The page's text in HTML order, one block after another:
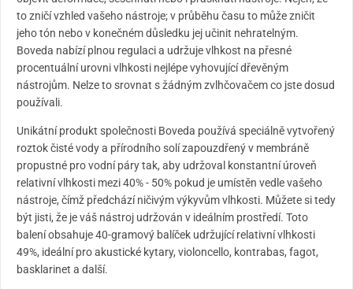
to zničí vzhled vašeho nástroje; v průběhu času to může zničit
jeho tón nebo v konečném důsledku jej učinit nehratelným.
Boveda nabízí plnou regulaci a udržuje vlhkost na přesné
procentuální urovni vlhkosti nejlépe vyhovující dřevěným
nástrojům. Nelze to srovnat s žádným zvlhčovačem co jste dosud
používali.
Unikátní produkt společnosti Boveda používá speciálně vytvořený
roztok čisté vody a přírodního solí zapouzdřený v membráně
propustné pro vodní páry tak, aby udržoval konstantní úroveň
relativní vlhkosti mezi 40% - 50% pokud je umístěn vedle vašeho
nástroje, čímž předchází ničivým výkyvům vlhkosti. Můžete si tedy
být jisti, že je váš nástroj udržován v ideálním prostředí. Toto
balení obsahuje 40-gramový balíček udržující relativní vlhkosti
49%, ideální pro akustické kytary, violoncello, kontrabas, fagot,
basklarinet a další.